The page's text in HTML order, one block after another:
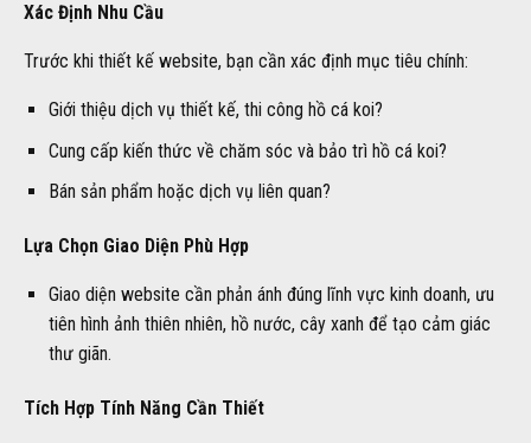
Xác Định Nhu Cầu
Trước khi thiết kế website, bạn cần xác định mục tiêu chính:
Giới thiệu dịch vụ thiết kế, thi công hồ cá koi?
Cung cấp kiến thức về chăm sóc và bảo trì hồ cá koi?
Bán sản phẩm hoặc dịch vụ liên quan?
Lựa Chọn Giao Diện Phù Hợp
Giao diện website cần phản ánh đúng lĩnh vực kinh doanh, ưu
tiên hình ảnh thiên nhiên, hồ nước, cây xanh để tạo cảm giác
thư giãn.
Tích Hợp Tính Năng Cần Thiết